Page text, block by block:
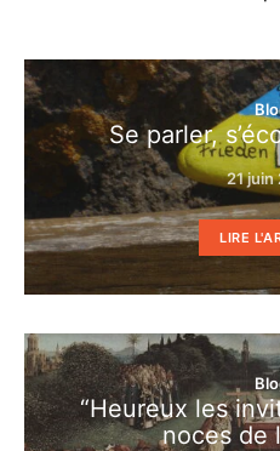
Se parler,
21 juin
LIRE
“Heureux les
noces de